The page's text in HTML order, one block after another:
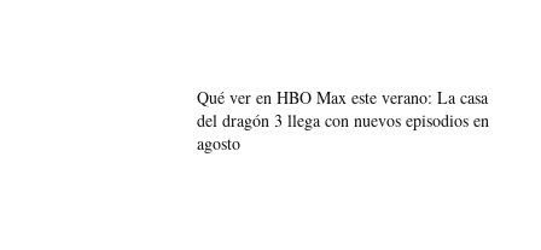
Qué ver en HBO Max este verano: La casa
del dragón 3 llega con nuevos episodios en
agosto